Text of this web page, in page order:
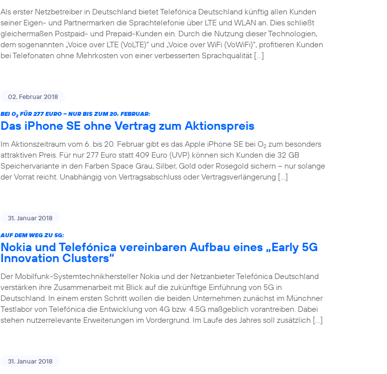
Als erster Netzbetreiber in Deutschland bietet Telefónica Deutschland künftig allen Kunden
seiner Eigen- und Partnermarken die Sprachtelefonie über LTE und WLAN an. Dies schließt
gleichermaßen Postpaid- und Prepaid-Kunden ein. Durch die Nutzung dieser Technologien,
dem sogenannten „Voice over LTE (VoLTE)“ und „Voice over WiFi (VoWiFi)“, profitieren Kunden
bei Telefonaten ohne Mehrkosten von einer verbesserten Sprachqualität […]
02. Februar 2018
BEI O2 FÜR 277 EURO – NUR BIS ZUM 20. FEBRUAR:
Das iPhone SE ohne Vertrag zum Aktionspreis
Im Aktionszeitraum vom 6. bis 20. Februar gibt es das Apple iPhone SE bei O2 zum besonders
attraktiven Preis. Für nur 277 Euro statt 409 Euro (UVP) können sich Kunden die 32 GB
Speichervariante in den Farben Space Grau, Silber, Gold oder Rosegold sichern – nur solange
der Vorrat reicht. Unabhängig von Vertragsabschluss oder Vertragsverlängerung […]
31. Januar 2018
AUF DEM WEG ZU 5G:
Nokia und Telefónica vereinbaren Aufbau eines „Early 5G
Innovation Clusters“
Der Mobilfunk-Systemtechnikhersteller Nokia und der Netzanbieter Telefónica Deutschland
verstärken ihre Zusammenarbeit mit Blick auf die zukünftige Einführung von 5G in
Deutschland. In einem ersten Schritt wollen die beiden Unternehmen zunächst im Münchner
Testlabor von Telefónica die Entwicklung von 4G bzw. 4.5G maßgeblich vorantreiben. Dabei
stehen nutzerrelevante Erweiterungen im Vordergrund. Im Laufe des Jahres soll zusätzlich […]
31. Januar 2018